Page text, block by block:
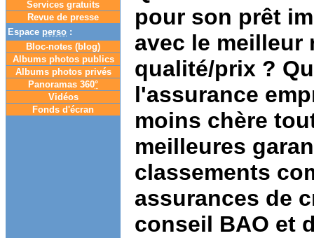
Services gratuits
Revue de presse
Espace perso :
Bloc-notes (blog)
Albums photos publics
Albums photos privés
Panoramas 360°
Vidéos
Fonds d'écran
pour son prêt
avec le meilleur
qualité/prix ?
l'assurance
moins chère
meilleures
classements
assurances de
conseil BAO et